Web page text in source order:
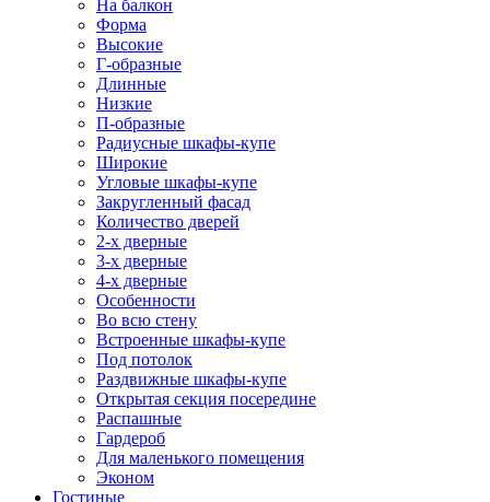
На балкон
Форма
Высокие
Г-образные
Длинные
Низкие
П-образные
Радиусные шкафы-купе
Широкие
Угловые шкафы-купе
Закругленный фасад
Количество дверей
2-х дверные
3-х дверные
4-х дверные
Особенности
Во всю стену
Встроенные шкафы-купе
Под потолок
Раздвижные шкафы-купе
Открытая секция посередине
Распашные
Гардероб
Для маленького помещения
Эконом
Гостиные